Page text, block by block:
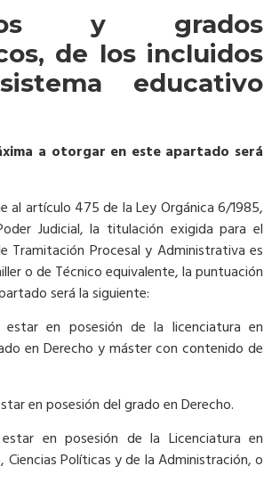
y grados
de los incluidos
educativo
a otorgar en este apartado será
al artículo 475 de la Ley Orgánica 6/1985,
Judicial, la titulación exigida para el
Tramitación Procesal y Administrativa es
o de Técnico equivalente, la puntuación
será la siguiente:
en posesión de la licenciatura en
en Derecho y máster con contenido de
en posesión del grado en Derecho.
en posesión de la Licenciatura en
Ciencias Políticas y de la Administración, o